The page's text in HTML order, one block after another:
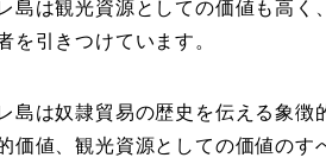
島は観光資源としての価値も高
を引きつけています。
島は奴隷貿易の歴史を伝える象徴
価値、観光資源としての価値のす